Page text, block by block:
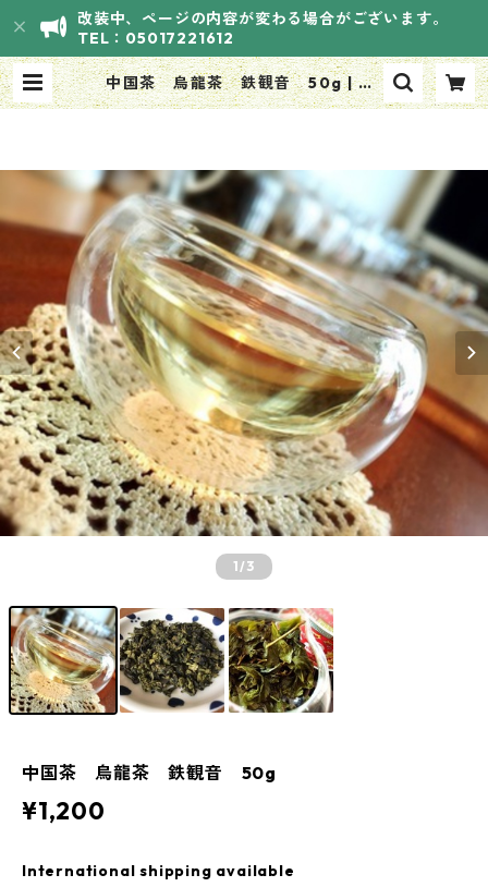
改装中、ページの内容が変わる場合がございます。
TEL：05017221612
中国茶 烏龍茶 鉄観音 50g | HA
NASOUVI
1/3
中国茶 烏龍茶 鉄観音 50g
¥1,200
International shipping available